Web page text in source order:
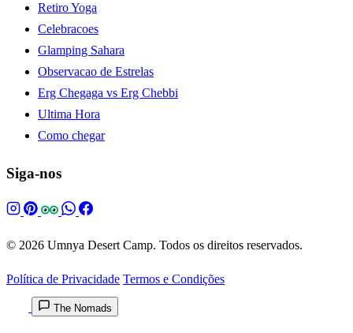
Retiro Yoga
Celebracoes
Glamping Sahara
Observacao de Estrelas
Erg Chegaga vs Erg Chebbi
Ultima Hora
Como chegar
Siga-nos
© 2026 Umnya Desert Camp. Todos os direitos reservados.
Política de Privacidade Termos e Condições
The Nomads